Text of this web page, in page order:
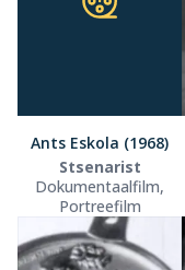
Ants Eskola (1968)
Stsenarist
Dokumentaalfilm,
Portreefilm